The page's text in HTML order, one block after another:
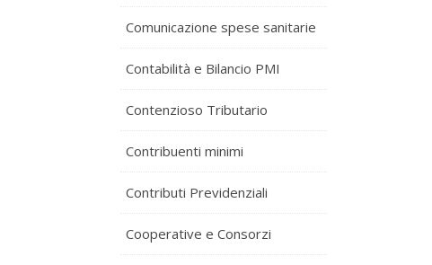
Comunicazione spese sanitarie
Contabilità e Bilancio PMI
Contenzioso Tributario
Contribuenti minimi
Contributi Previdenziali
Cooperative e Consorzi